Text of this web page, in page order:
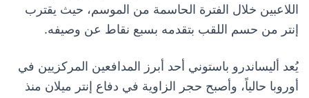
اللاعبين خلال الفترة الحاسمة من الموسم، حيث يقترب
إنتر من حسم اللقب بتقدمه بسبع نقاط عن وصيفه.
يُعد أليساندرو باستوني أحد أبرز المدافعين المركزيين في
أوروبا حالياً، وأصبح حجر الزاوية في دفاع إنتر ميلان منذ